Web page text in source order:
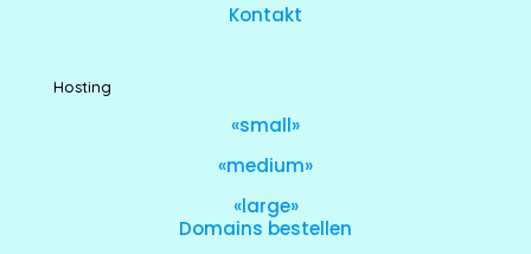
Kontakt
Hosting
«small»
«medium»
«large»
Domains bestellen